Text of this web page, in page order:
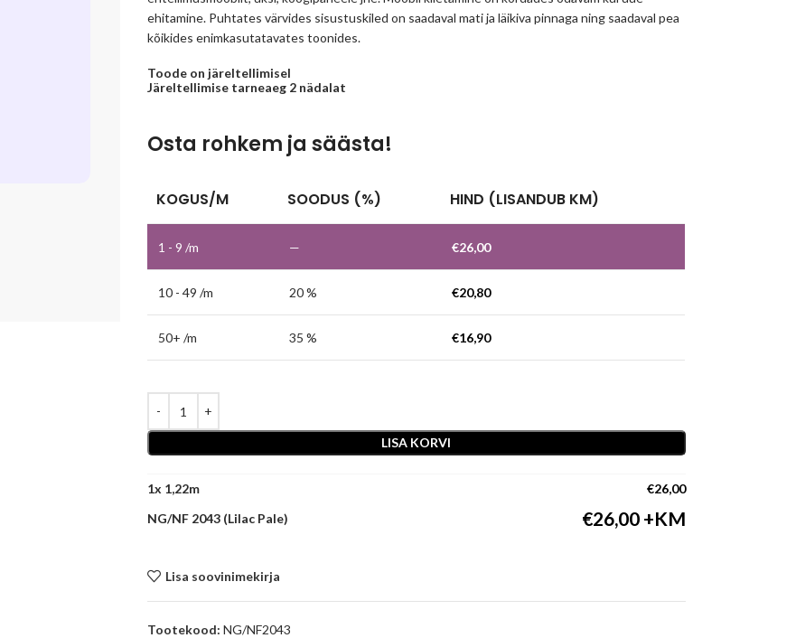
ehitamine. Puhtates värvides sisustuskiled on saadaval mati ja läikiva pinnaga ning saadaval pea
kõikides enimkasutatavates toonides.
Toode on järeltellimisel
Järeltellimise tarneaeg 2 nädalat
Osta rohkem ja säästa!
KOGUS/M SOODUS (%) HIND (LISANDUB KM)
1 - 9 /m — €26,00
10 - 49 /m 20 % €20,80
50+ /m 35 % €16,90
LISA KORVI
1x €26,00
NG/NF 2043 (Lilac Pale)
€26,00
Lisa soovinimekirja
Tootekood: NG/NF2043